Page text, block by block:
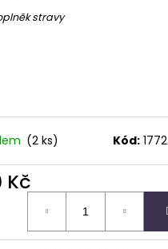
stravy
(2 ks) Kód: 1772
Kč